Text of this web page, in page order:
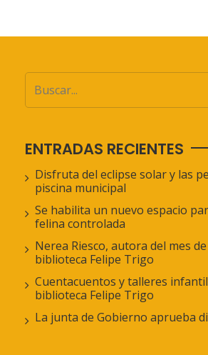
ENTRADAS RECIENTES
Disfruta del eclipse solar y las
piscina municipal
Se habilita un nuevo espacio
felina controlada
Nerea Riesco, autora del mes
biblioteca Felipe Trigo
Cuentacuentos y talleres
biblioteca Felipe Trigo
La junta de Gobierno aprueba